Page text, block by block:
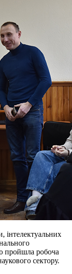
інтелектуальних
пройшла робоча
сектору.